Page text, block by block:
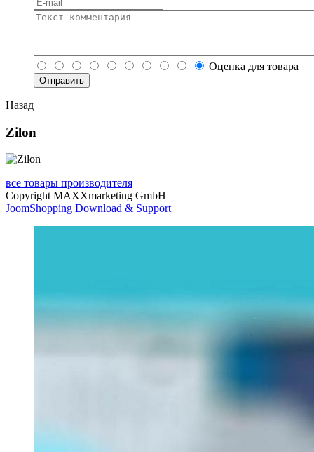
Оценка для товара
Назад
Zilon
все товары производителя
Copyright MAXXmarketing GmbH
JoomShopping Download & Support